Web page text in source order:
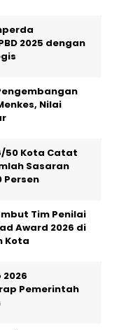
2025 dengan
Nilai
50 Kota Catat
Sasaran
Persen
Tim Penilai
Award 2026 di
Kota
Pemerintah